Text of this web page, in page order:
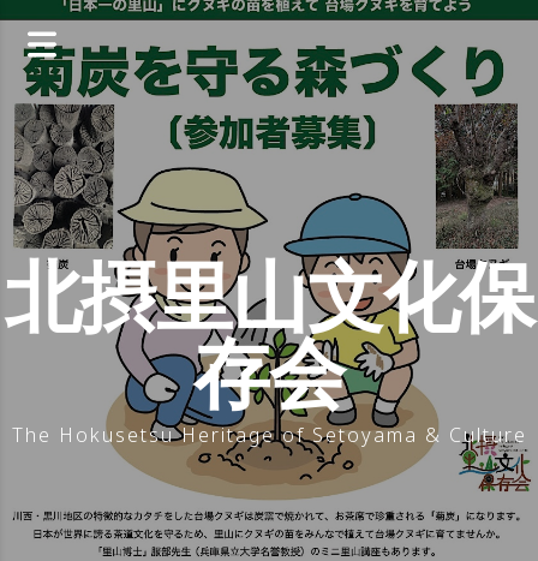
コ
ン
ツ
へ
ス
キ
ッ
北摂里山文化保
存会
The Hokusetsu Heritage of Setoyama & Culture